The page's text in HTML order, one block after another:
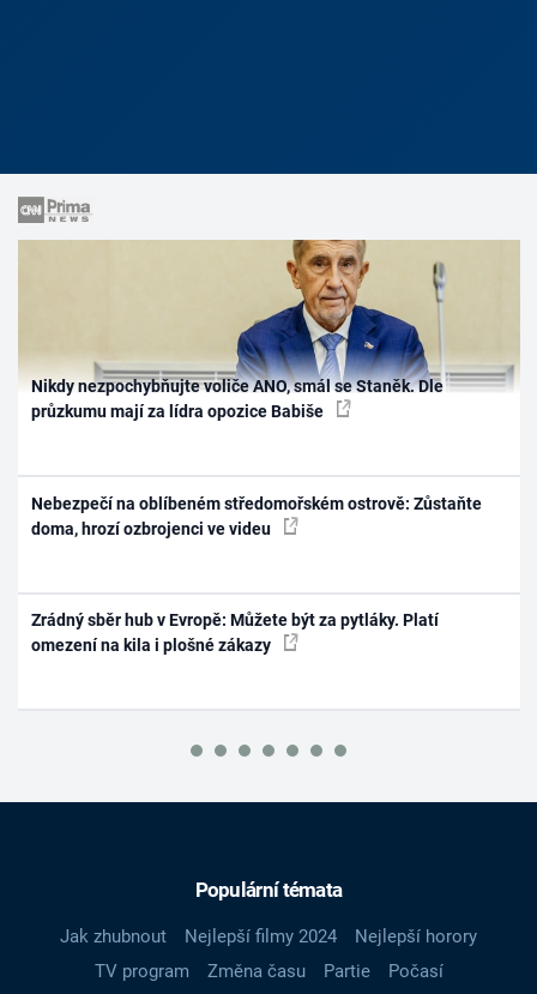
Nikdy nezpochybňujte voliče ANO, smál se Staněk. Dle
průzkumu mají za lídra opozice Babiše
Nebezpečí na oblíbeném středomořském ostrově: Zůstaňte
doma, hrozí ozbrojenci ve videu
Zrádný sběr hub v Evropě: Můžete být za pytláky. Platí
omezení na kila i plošné zákazy
Populární témata
Jak zhubnout Nejlepší filmy 2024
Nejlepší horory
TV program
Změna času Partie
Počasí